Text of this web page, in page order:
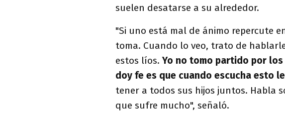
suelen desatarse a su alrededor.
"Si uno está mal de ánimo repercute
toma. Cuando lo veo, trato de
estos líos. Yo no tomo partido por
doy fe es que cuando escucha esto
tener a todos sus hijos juntos. Habla
que sufre mucho", señaló.